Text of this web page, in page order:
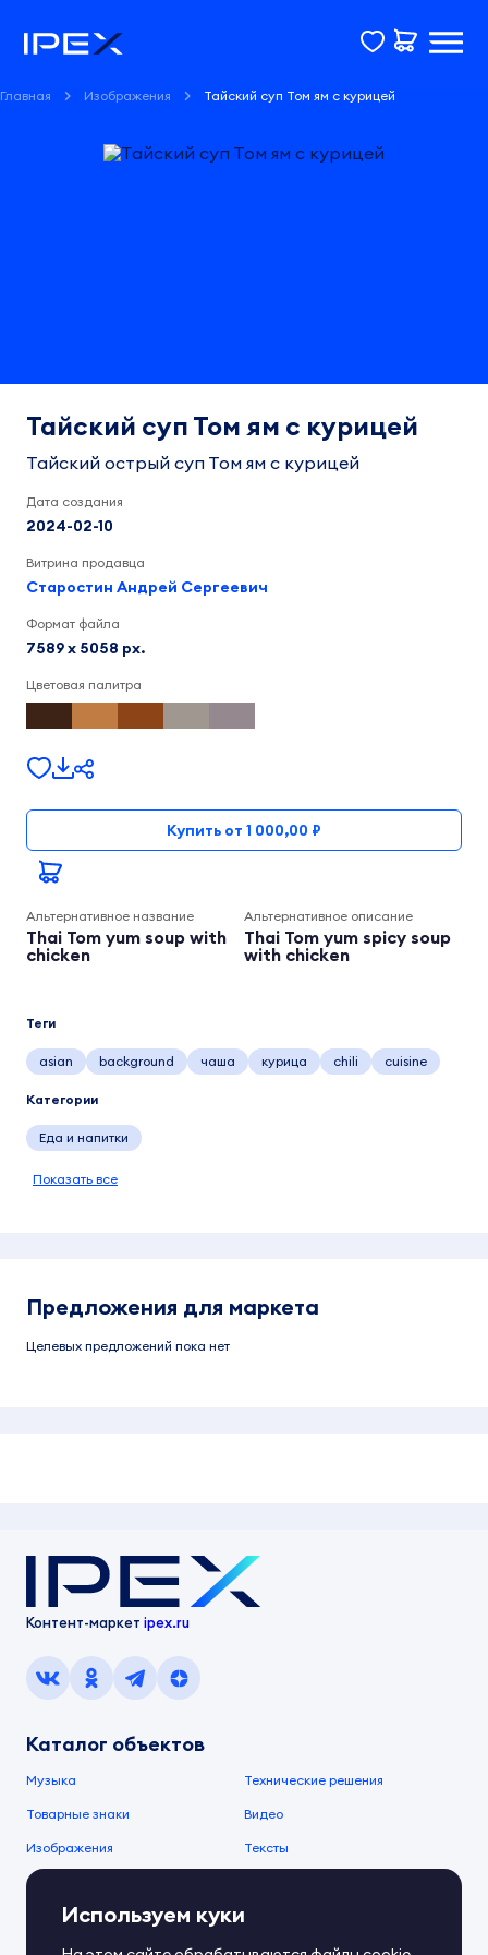
Главная Изображения Тайский суп Том ям с курицей
Тайский суп Том ям с курицей
Тайский острый суп Том ям с курицей
Дата создания
2024-02-10
Витрина продавца
Старостин Андрей Сергеевич
Формат файла
7589 x 5058 px.
Цветовая палитра
Купить от 1 000,00 ₽
Альтернативное название
Thai Tom yum soup with
chicken
Альтернативное описание
Thai Tom yum spicy soup
with chicken
Теги
asian background чаша курица chili cuisine
Категории
Еда и напитки
Показать все
Предложения для маркета
Целевых предложений пока нет
Контент-маркет ipex.ru
Каталог объектов
Музыка Технические решения
Товарные знаки Видео
Изображения Тексты
О компании
О сервисеИспользуем куки